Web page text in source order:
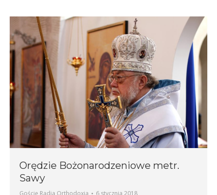
Orędzie Bożonarodzeniowe metr.
Sawy